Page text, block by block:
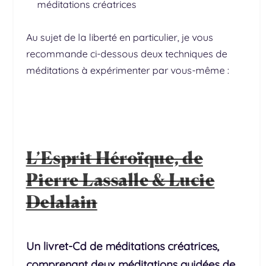
méditations créatrices
Au sujet de la liberté en particulier, je vous
recommande ci-dessous deux techniques de
méditations à expérimenter par vous-même :
L’Esprit Héroïque, de
Pierre Lassalle & Lucie
Delalain
Un livret-Cd de méditations créatrices,